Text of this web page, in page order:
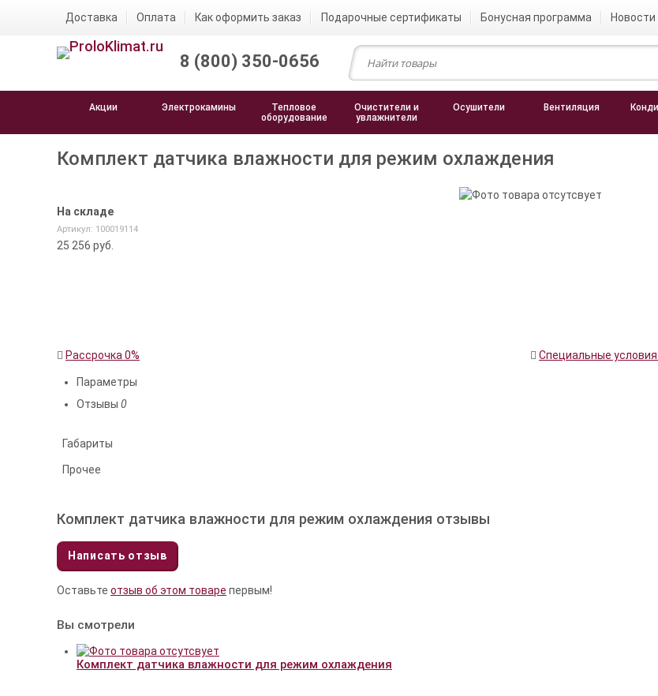
Доставка Оплата Как оформить заказ Подарочные сертификаты Бонусная программа Новости
8 (800) 350-0656
Акции Электрокамины
Тепловое
оборудование
Очистители и
увлажнители
Осушители Вентиляция
Комплект датчика влажности для режим охлаждения
На складе
Артикул: 100019114
25 256 руб.
Рассрочка 0% Специальные
Параметры
Отзывы 0
Габариты
Прочее
Комплект датчика влажности для режим охлаждения отзывы
Написать отзыв
Оставьте отзыв об этом товаре первым!
Вы смотрели
Комплект датчика влажности для режим охлаждения